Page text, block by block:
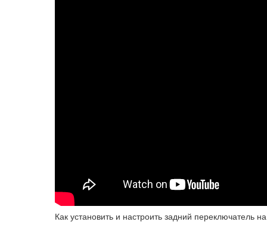
Как установить и настроить задний переключатель